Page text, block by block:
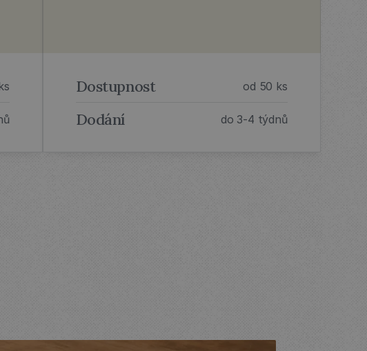
Dostupnost od 50 ks
Dodání do 3-4 týdnů